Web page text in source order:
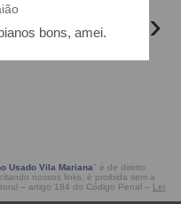
amei. ›
Usado Vila Mariana" é de direito
nossos links, é proibida sem a
– artigo 184 do Código Penal – Lei